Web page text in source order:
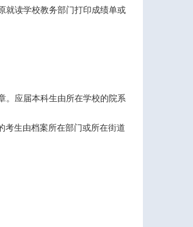
就读学校教务部门打印成绩单或
。应届本科生由所在学校的院系
考生由档案所在部门或所在街道